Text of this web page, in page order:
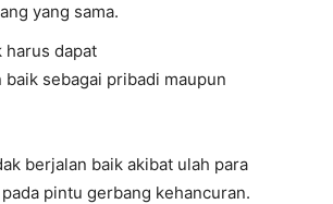
yang sama.
harus dapat
sebagai pribadi maupun
berjalan baik akibat ulah para
pintu gerbang kehancuran.